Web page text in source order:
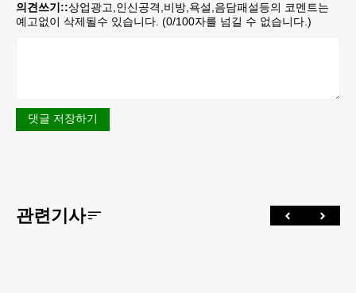
의견쓰기::상업광고,인신공격,비방,욕설,음담패설등의 코멘트는
예고없이 삭제될수 있습니다. (0/100자를 넘길 수 없습니다.)
댓글 저장하기
관련기사